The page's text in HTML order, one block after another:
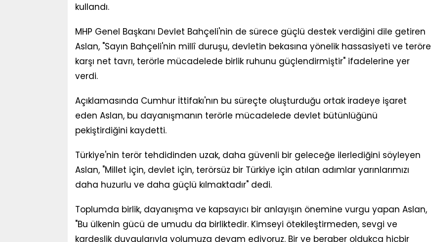
kullandı.
MHP Genel Başkanı Devlet Bahçeli'nin de sürece güçlü destek verdiğini dile getiren
Aslan, "Sayın Bahçeli'nin millî duruşu, devletin bekasına yönelik hassasiyeti ve teröre
karşı net tavrı, terörle mücadelede birlik ruhunu güçlendirmiştir" ifadelerine yer
verdi.
Açıklamasında Cumhur İttifakı'nın bu süreçte oluşturduğu ortak iradeye işaret
eden Aslan, bu dayanışmanın terörle mücadelede devlet bütünlüğünü
pekiştirdiğini kaydetti.
Türkiye'nin terör tehdidinden uzak, daha güvenli bir geleceğe ilerlediğini söyleyen
Aslan, "Millet için, devlet için, terörsüz bir Türkiye için atılan adımlar yarınlarımızı
daha huzurlu ve daha güçlü kılmaktadır" dedi.
Toplumda birlik, dayanışma ve kapsayıcı bir anlayışın önemine vurgu yapan Aslan,
"Bu ülkenin gücü de umudu da birliktedir. Kimseyi ötekileştirmeden, sevgi ve
kardeşlik duygularıyla yolumuza devam ediyoruz. Bir ve beraber oldukça hiçbir